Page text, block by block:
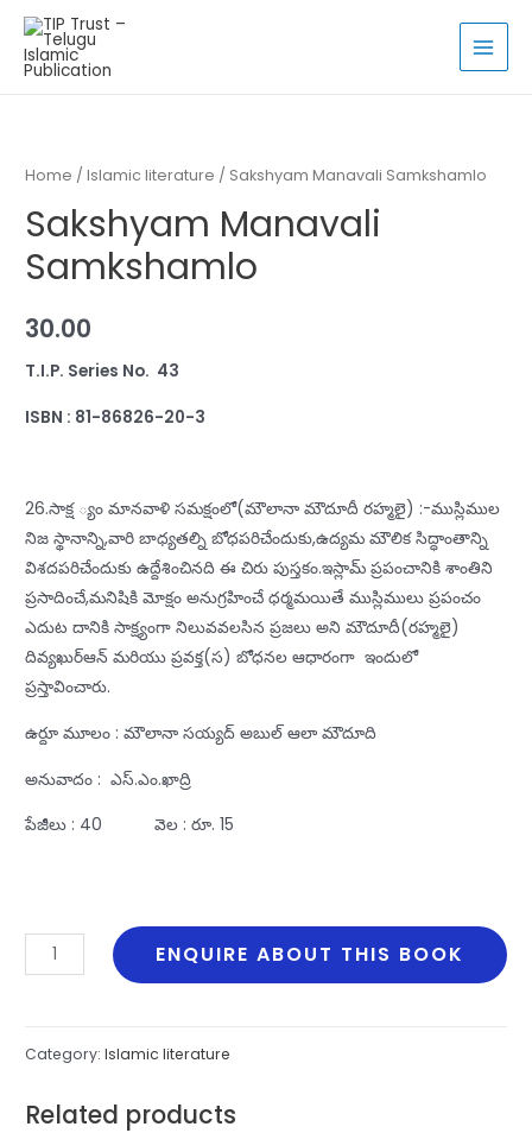
Skip
content
Home /Islamic literature / Sakshyam Manavali Samkshamlo
Sakshyam Manavali
Samkshamlo
30.00
T.I.P. Series No. 43
ISBN : 81-86826-20-3
26.సాక్ష ్యం మానవాళి సమక్షంలో(మౌలానా మౌదూదీ రహ్మలై) :-ముస్లిముల
నిజ స్థానాన్ని,వారి బాధ్యతల్ని బోధపరిచేందుకు,ఉద్యమ మౌలిక సిద్ధాంతాన్ని
విశదపరిచేందుకు ఉద్దేశించినది ఈ చిరు పుస్తకం.ఇస్లామ్‌ ప్రపంచానికి శాంతిని
ప్రసాదించే,మనిషికి మోక్షం అనుగ్రహించే ధర్మమయితే ముస్లిములు ప్రపంచం
ఎదుట దానికి సాక్ష్యంగా నిలువవలసిన ప్రజలు అని మౌదూదీ(రహ్మలై)
దివ్యఖుర్‌ఆన్‌ మరియు ప్రవక్త(స) బోధనల ఆధారంగా ఇందులో
ప్రస్తావించారు.
ఉర్దూ మూలం : మౌలానా సయ్యద్‌ అబుల్‌ ఆలా మౌదూది
అనువాదం : ఎస్‌.ఎం.ఖాద్రి
పేజీలు : 40 వెల : రూ. 15
Sakshyam
Manavali
ENQUIRE ABOUT THIS BOOK
Category:Islamic literature
Related products